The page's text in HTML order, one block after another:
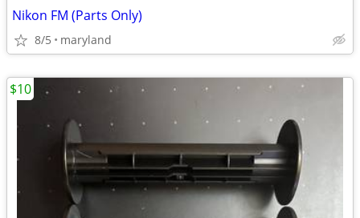
Nikon FM (Parts Only)
8/5 maryland
$10